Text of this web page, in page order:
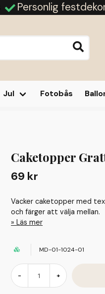
Personlig
Jul Fotobås
Caketopper
69 kr
Vacker caketopper med
och färger att välja mellan.
Läs mer
MD-01-1024-01
- +